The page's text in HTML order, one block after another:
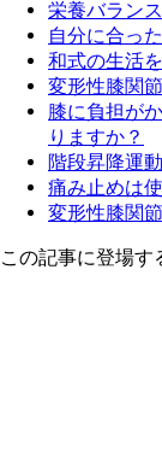
栄養バラン
自分に合っ
和式の生活
変形性膝関
膝に負担が
りますか？
階段昇降運
痛み止めは
変形性膝関
この記事に登場す